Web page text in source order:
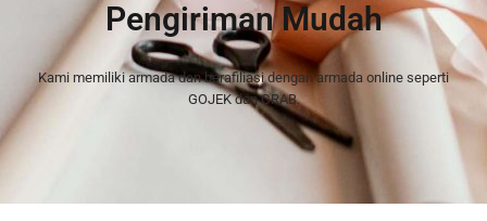
Pengiriman Mudah
Kami memiliki armada dan berafiliasi dengan armada online seperti
GOJEK dan GRAB.